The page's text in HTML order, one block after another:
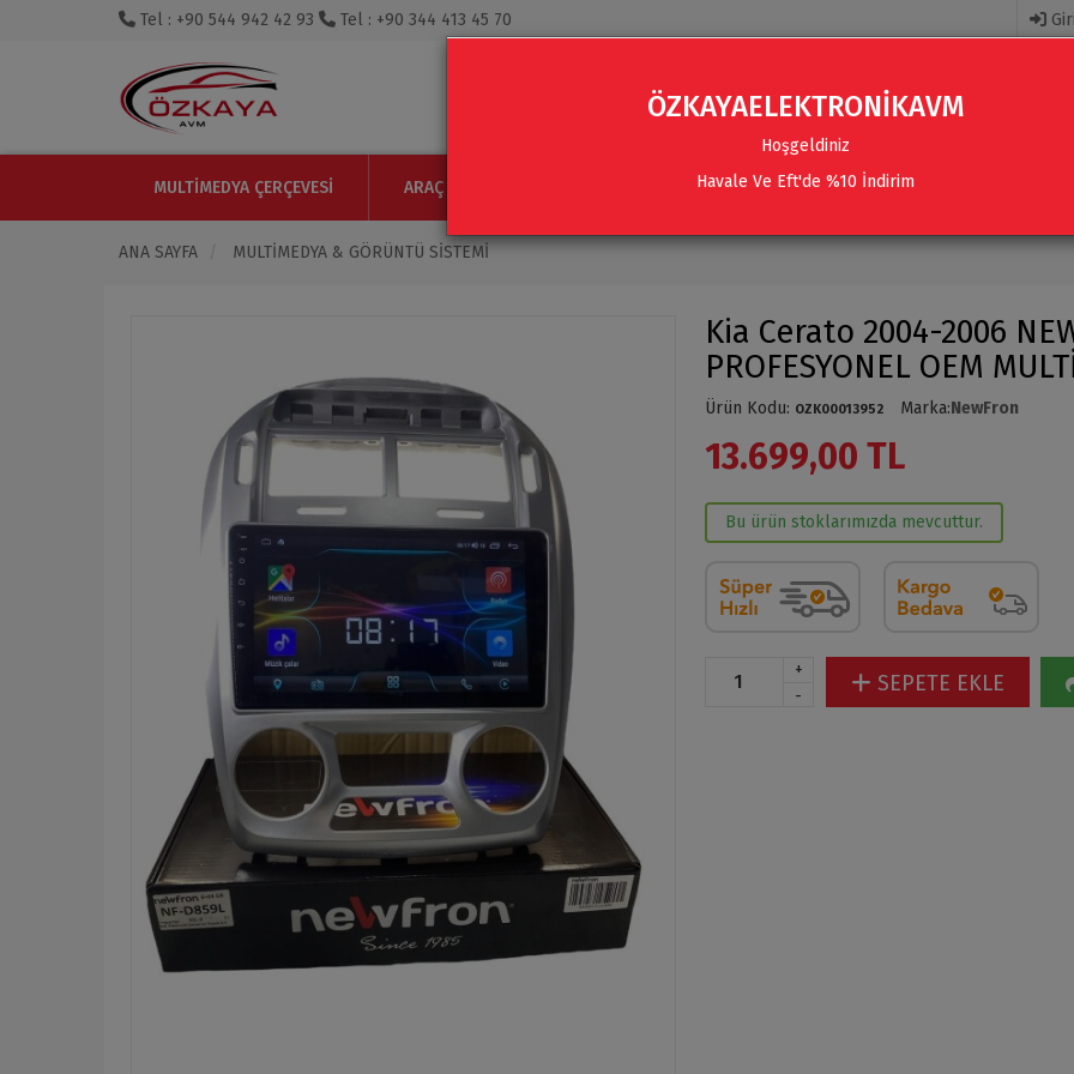
Tel : +90 544 942 42 93 Tel : +90 344 413 45 70
MULTIMEDYA ÇERÇEVESI ARAÇ IÇI MONITOR AKSESUARLAR SES SISTEMLERI & AKSESUARLAR
ANA SAYFA MULTIMEDYA & GÖRÜNTÜ SISTEMI
Kia Cerato 2004-2006
PROFESYONEL OEM
Ürün Kodu: OZK00013952 Marka:NewFron
13.699,00 TL
Bu ürün stoklarımızda mevcuttur.
+
-
SEPETE EKLE
ÖZKAYAELEKTRONİKAVM
Hoşgeldiniz
Havale Ve Eft'de %10 İndirim